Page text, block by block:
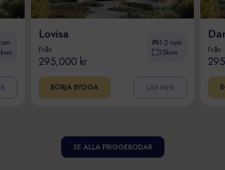
Lovisa
Från
295,000 kr
1-2 rum
15kvm
BÖRJA BYGGA LÄS MER
Från
SE ALLA FRIGGEBODAR